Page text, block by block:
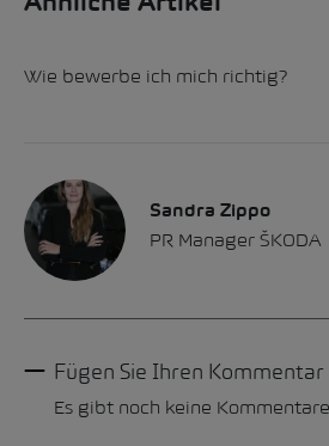
Wie bewerbe ich mich richtig?
Sandra Zippo
PR Manager ŠKODA
Fügen Sie Ihren Kommentar
Es gibt noch keine Kommentare.